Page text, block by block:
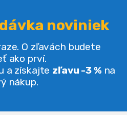
noviniek
O zľavách budete
ako prví.
a získajte zľavu -3 % na
nákup.